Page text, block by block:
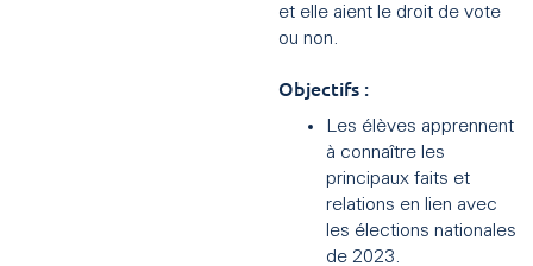
et elle aient le droit de vote
ou non.
Objectifs :
Les élèves apprennent
à connaître les
principaux faits et
relations en lien avec
les élections nationales
de 2023.